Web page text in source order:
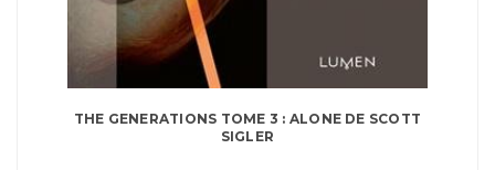
THE GENERATIONS TOME 3 : ALONE DE SCOTT
SIGLER